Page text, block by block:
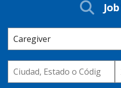
Job
Keyword
Location